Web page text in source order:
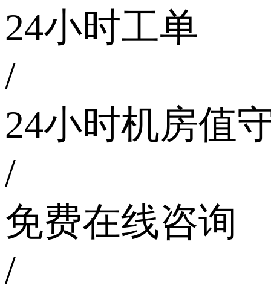
24小时工单
/
24小时机房值
/
免费在线咨询
/